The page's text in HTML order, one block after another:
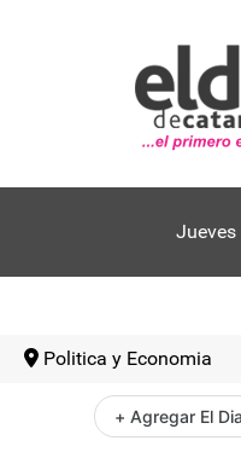
Politica y Economia
+ Agregar El